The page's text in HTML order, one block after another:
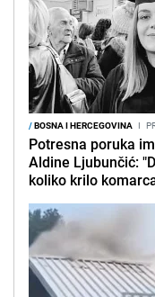
/BOSNA I HERCEGOVINA I
Potresna poruka
Aldine Ljubunčić:
koliko krilo